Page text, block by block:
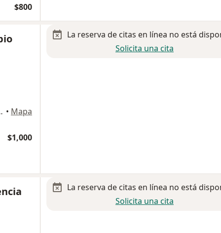
$800
Cholula • Mapa
$1,000
La reserva de citas en línea no está
Solicita una cita
La reserva de citas en línea no está
Solicita una cita